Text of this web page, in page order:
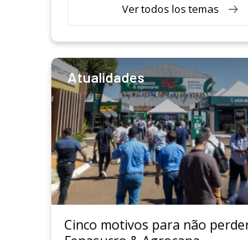
Ver todos los temas
Atualidades
Cinco motivos para não